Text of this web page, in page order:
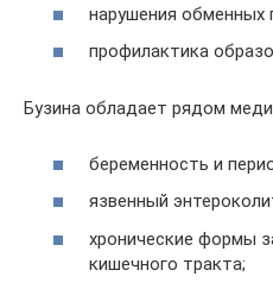
нарушения обменных
профилактика
Бузина обладает рядом
беременность и
язвенный
хронические формы
кишечного тракта;